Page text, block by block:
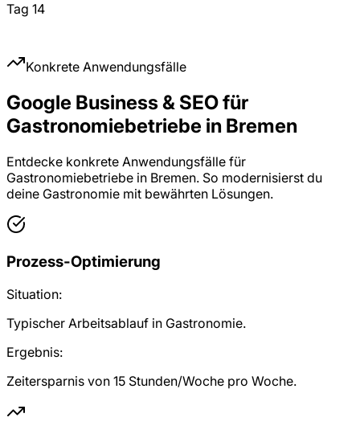
Tag 14
Konkrete Anwendungsfälle
Google Business & SEO für
Gastronomiebetriebe in Bremen
Entdecke konkrete Anwendungsfälle für
Gastronomiebetriebe in Bremen. So modernisierst du
deine Gastronomie mit bewährten Lösungen.
Prozess-Optimierung
Situation:
Typischer Arbeitsablauf in Gastronomie.
Ergebnis:
Zeitersparnis von 15 Stunden/Woche pro Woche.